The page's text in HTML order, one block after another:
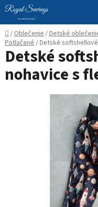
Prejsť
na
obsah
Domov
/Oblečenie/Detské
Potlačené/Detské
Detské
nohavice s